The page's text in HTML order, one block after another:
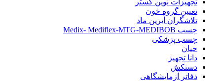
تجهیزات نوین گستر
تعیین گروه خون
تلاشگران آیرین ماد
چسب Medix- Mediflex-MTG-MEDIBOB
چسب پزشکی
حیان
دانا تجهیز
دستکش
دفاتر آزمایشگاهی